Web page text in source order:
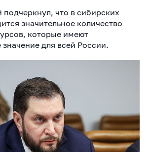
что в сибирских
значительное количество
которые имеют
значение для всей России.